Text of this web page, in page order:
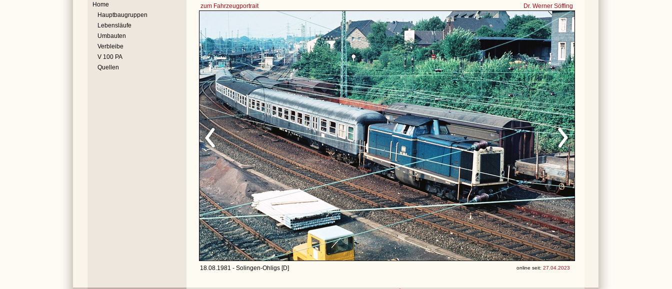
Home
Hauptbaugruppen
Lebensläufe
Umbauten
Verbleibe
V 100 PA
Quellen
zum Fahrzeugportrait Dr. Werner Söffing
18.08.1981 - Solingen-Ohligs [D] online seit: 27.04.2023